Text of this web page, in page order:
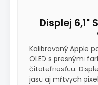
Displej 6,1"
Kalibrovaný Apple
OLED s presnými
čitateľnosťou.
jasu aj mŕtvych